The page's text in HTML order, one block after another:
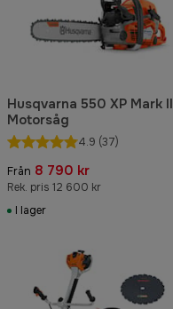
Husqvarna 550 XP Mark II
Motorsåg
4.9 (37)
Från 8 790 kr
Rek. pris 12 600 kr
I lager